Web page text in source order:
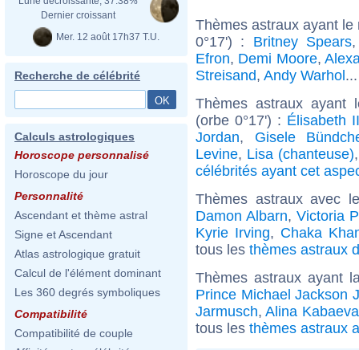
Dernier croissant
Mer. 12 août 17h37 T.U.
Recherche de célébrité
Calculs astrologiques
Horoscope personnalisé
Horoscope du jour
Personnalité
Ascendant et thème astral
Signe et Ascendant
Atlas astrologique gratuit
Calcul de l'élément dominant
Les 360 degrés symboliques
Compatibilité
Compatibilité de couple
Thèmes astraux ayant
0°17') : Britney Spears
Efron, Demi Moore,
Streisand, Andy Warhol
Thèmes astraux ayant
(orbe 0°17') : Élisabeth
Jordan, Gisele
Levine, Lisa (chanteuse)
célébrités ayant cet
Thèmes astraux avec
Damon Albarn, Victoria
Kyrie Irving, Chaka
tous les thèmes astraux
Thèmes astraux ayant
Prince Michael Jackson
Jarmusch,Alina Kabaeva
tous les thèmes astraux